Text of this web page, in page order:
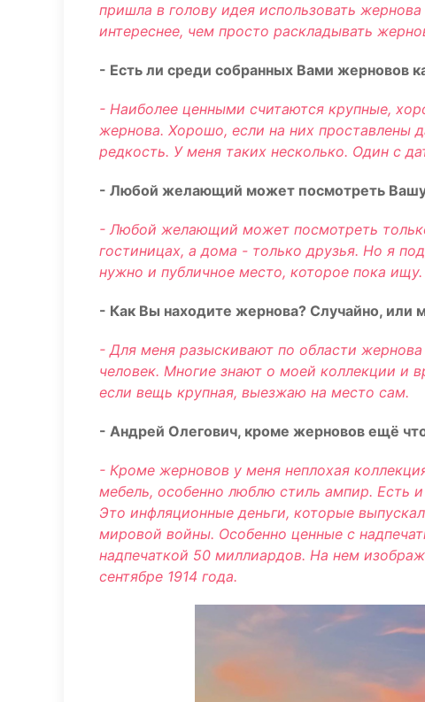
пришла в голову идея использовать
интереснее, чем просто раскладывать
- Есть ли среди собранных Вами жерновов
- Наиболее ценными считаются крупные,
жернова. Хорошо, если на них проставлены
редкость. У меня таких несколько. Один с
- Любой желающий может посмотреть
- Любой желающий может посмотреть
гостиницах, а дома - только друзья. Но я
нужно и публичное место, которое пока ищу.
- Как Вы находите жернова? Случайно, или
- Для меня разыскивают по области
человек. Многие знают о моей коллекции и
если вещь крупная, выезжаю на место сам.
- Андрей Олегович, кроме жерновов ещё
- Кроме жерновов у меня неплохая
мебель, особенно люблю стиль ампир. Есть
Это инфляционные деньги, которые
мировой войны. Особенно ценные с
надпечаткой 50 миллиардов. На нем
сентябре 1914 года.